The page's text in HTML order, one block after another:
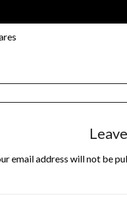
email address will not be